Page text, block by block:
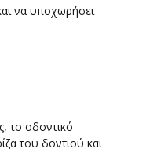
να υποχωρήσει
το οδοντικό
του δοντιού και